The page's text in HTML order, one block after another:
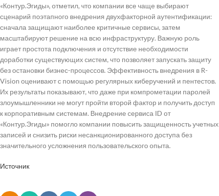
«Контур.Эгиды», отметил, что компании все чаще выбирают
сценарий поэтапного внедрения двухфакторной аутентификации:
сначала защищают наиболее критичные сервисы, затем
масштабируют решение на всю инфраструктуру. Важную роль
играет простота подключения и отсутствие необходимости
доработки существующих систем, что позволяет запускать защиту
без остановки бизнес-процессов. Эффективность внедрения в R-
Vision оценивают с помощью регулярных киберучений и пентестов.
Их результаты показывают, что даже при компрометации паролей
злоумышленники не могут пройти второй фактор и получить доступ
к корпоративным системам. Внедрение сервиса ID от
«Контур.Эгиды» помогло компании повысить защищенность учетных
записей и снизить риски несанкционированного доступа без
значительного усложнения пользовательского опыта.
Источник